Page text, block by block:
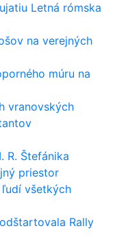
Letná rómska
na verejných
múru na
vranovských
R. Štefánika
priestor
všetkých
Rally